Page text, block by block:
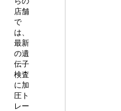
店舗
で
は、
最新
の遺
伝子
検査
に加
圧ト
レー